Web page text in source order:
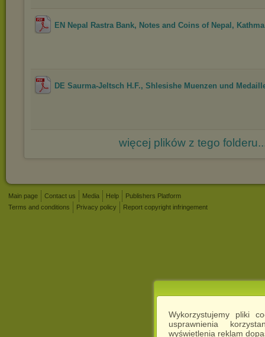
Wykorzystujemy pliki
usprawnienia
wyświetlenia reklam
EN Nepal Rastra Bank, Notes and Coins of Nepal,
DE Saurma-Jeltsch H.F., Shlesishe Muenzen und
więcej plików z tego
Main page Contact us Media Help
Publishers Platform
Terms and conditions
Privacy policy Report copyright infringement